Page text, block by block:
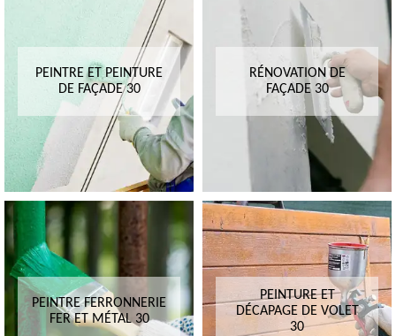
PEINTRE ET PEINTURE
DE FAÇADE 30
RÉNOVATION DE
FAÇADE 30
PEINTRE FERRONNERIE
FER ET MÉTAL 30
PEINTURE ET
DÉCAPAGE DE VOLET
30